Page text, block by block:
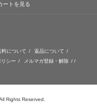
ートを見る
料について / 返品について /
シー / メルマガ登録・解除 / /
Rights Reserved.